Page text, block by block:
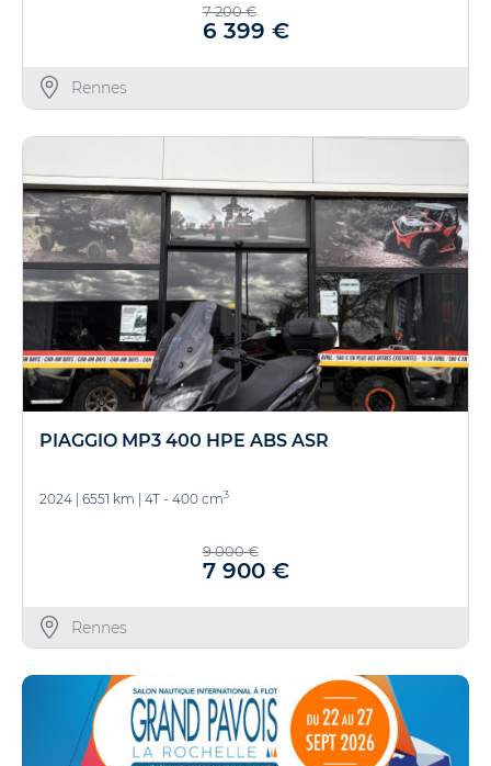
7 200 €
6 399 €
Rennes
PIAGGIO MP3 400 HPE ABS ASR
2024 | 6551 km | 4T - 400 cm3
9 000 €
7 900 €
Rennes